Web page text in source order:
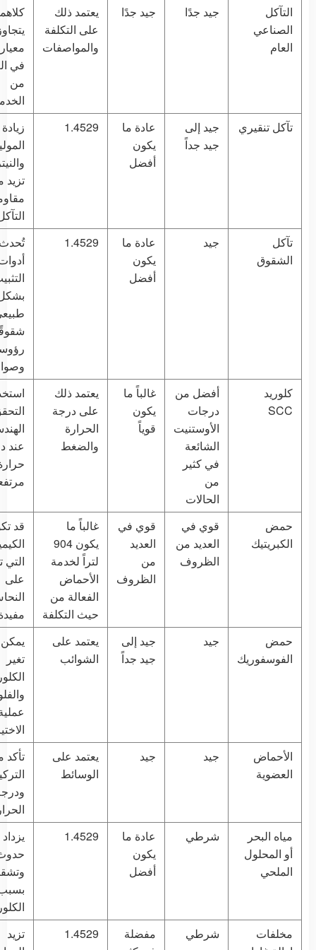
التآكل
الصناعي
العام
جيد جدًا جيد جدًا
يعتمد ذلك
على التكلفة
والمواصفات
في
من
تآكل تنقيري
جيد إلى
جيد جداً
عادة ما
يكون
أفضل
1.4529
تزيد
تآكل
الشقوق
جيد
عادة ما
يكون
أفضل
1.4529
كلوريد
SCC
أفضل من
درجات
الأوستنيت
الشائعة
في كثير
من
الحالات
غالباً ما
يكون
قوياً
يعتمد ذلك
على درجة
الحرارة
والضغط
عند
حمض
الكبريتيك
قوي في
العديد من
الظروف
قوي في
العديد
من
الظروف
غالباً ما
يكون 904
لتراً لخدمة
الأحماض
الفعالة من
حيث التكلفة
قد
التي
على
حمض
الفوسفوريك
جيد
جيد إلى
جيد جداً
يعتمد على
الشوائب
تغير
الأحماض
العضوية
جيد جيد
يعتمد على
الوسائط
تأكد
مياه البحر
أو المحلول
الملحي
شرطي
عادة ما
يكون
أفضل
1.4529
مخلفات
شرطي
مفضلة
1.4529
تزيد